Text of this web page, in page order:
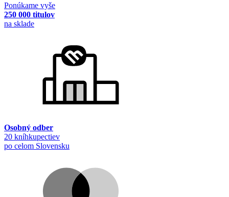
Ponúkame vyše
250 000 titulov
na sklade
Osobný odber
20 kníhkupectiev
po celom Slovensku